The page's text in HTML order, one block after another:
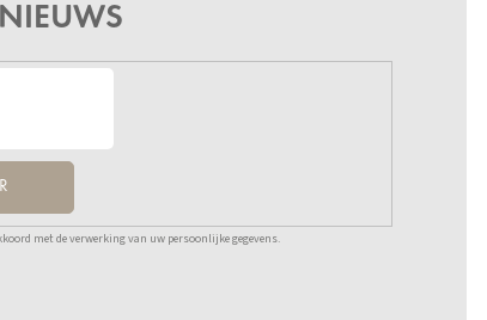
met de verwerking van uw persoonlijke gegevens.